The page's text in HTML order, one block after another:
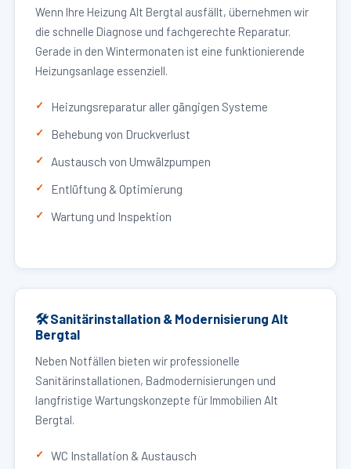
Wenn Ihre Heizung Alt Bergtal ausfällt, übernehmen wir
die schnelle Diagnose und fachgerechte Reparatur.
Gerade in den Wintermonaten ist eine funktionierende
Heizungsanlage essenziell.
Heizungsreparatur aller gängigen Systeme
Behebung von Druckverlust
Austausch von Umwälzpumpen
Entlüftung & Optimierung
Wartung und Inspektion
🛠 Sanitärinstallation & Modernisierung Alt
Bergtal
Neben Notfällen bieten wir professionelle
Sanitärinstallationen, Badmodernisierungen und
langfristige Wartungskonzepte für Immobilien Alt
Bergtal.
WC Installation & Austausch